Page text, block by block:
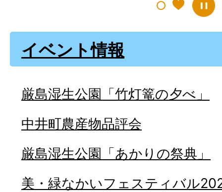
イベント情報
厳島湿生公園「竹灯篭の夕べ」
中井町農産物品評会
厳島湿生公園「あかりの祭典」
美・緑なかいフェスティバル